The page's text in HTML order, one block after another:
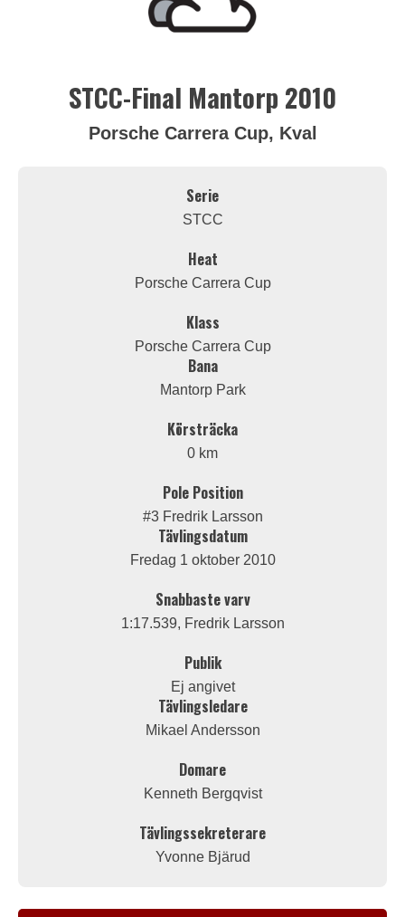
STCC-Final Mantorp 2010
Porsche Carrera Cup, Kval
Serie
STCC
Heat
Porsche Carrera Cup
Klass
Porsche Carrera Cup
Bana
Mantorp Park
Körsträcka
0 km
Pole Position
#3 Fredrik Larsson
Tävlingsdatum
Fredag 1 oktober 2010
Snabbaste varv
1:17.539, Fredrik Larsson
Publik
Ej angivet
Tävlingsledare
Mikael Andersson
Domare
Kenneth Bergqvist
Tävlingssekreterare
Yvonne Bjärud